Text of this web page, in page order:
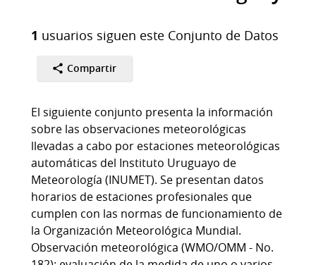
1 usuarios siguen este Conjunto de Datos
Compartir
El siguiente conjunto presenta la información
sobre las observaciones meteorológicas
llevadas a cabo por estaciones meteorológicas
automáticas del Instituto Uruguayo de
Meteorología (INUMET). Se presentan datos
horarios de estaciones profesionales que
cumplen con las normas de funcionamiento de
la Organización Meteorológica Mundial.
Observación meteorológica (WMO/OMM - No.